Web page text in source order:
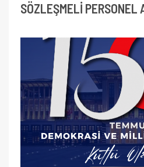
SÖZLEŞMELİ PERSONEL